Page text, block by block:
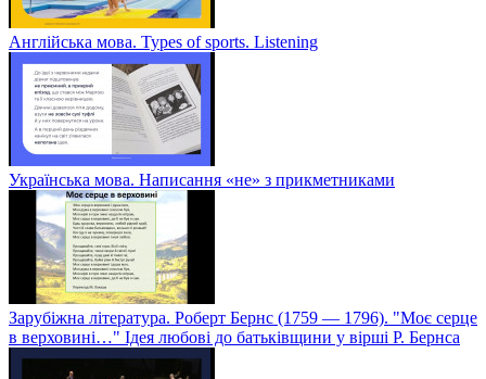
Англійська мова. Types of sports. Listening
Українська мова. Написання «не» з прикметниками
Зарубіжна література. Роберт Бернс (1759 — 1796). "Моє серце
в верховині…" Ідея любові до батьківщини у вірші Р. Бернса